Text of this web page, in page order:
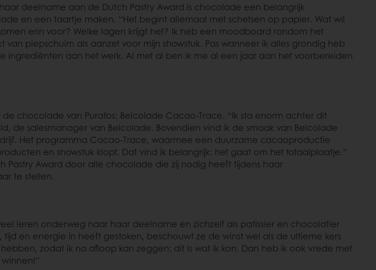
deelname aan de Dutch Pastry Award is chocolade een belangrijk
en een taartje maken. “Het begint allemaal met schetsen op papier. Wat wil
erin voor? Welke lagen krijgt het? Ik heb een moodboard rondom het
piepschuim als aanzet voor mijn showstuk. Pas wanneer ik alles grondig heb
aan het werk. Al met al ben ik me al een jaar aan het voorbereiden
chocolade van Puratos: Belcolade Cacao-Trace. “Ik sta enorm achter dit
de salesmanager van Belcolade. Bovendien vind ik de smaak van Belcolade
Het programma Cacao-Trace, waarmee een duurzame cacaoproductie
en showstuk klopt. Dat vind ik belangrijk: het gaat om het totaalplaatje.”
Pastry Award door alle chocolade die zij nodig heeft tijdens haar
te stellen.
leren onderweg naar haar deelname en zichzelf als patissier en chocolatier
en energie in heeft gestoken, beschouwt ze de winst wel als de ultieme kers
zodat ik na afloop kan zeggen: dit is wat ik kon. Dan heb ik ook vrede met